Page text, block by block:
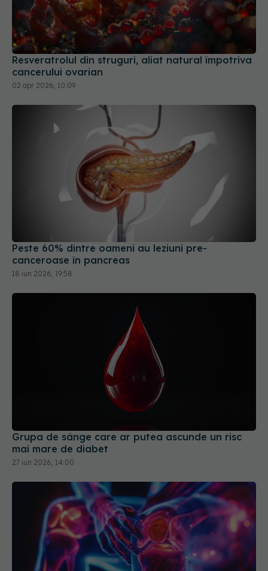
Resveratrolul din struguri, aliat natural împotriva
cancerului ovarian
02 apr 2026, 10:09
Peste 60% dintre oameni au leziuni pre-
canceroase în pancreas
18 iun 2026, 19:58
Grupa de sânge care ar putea ascunde un risc
mai mare de diabet
27 iun 2026, 14:00